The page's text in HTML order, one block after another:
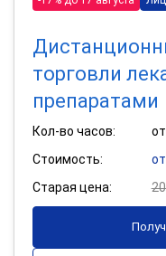
торговли
препаратами
Кол-во часов:
Стоимость:
Старая цена: